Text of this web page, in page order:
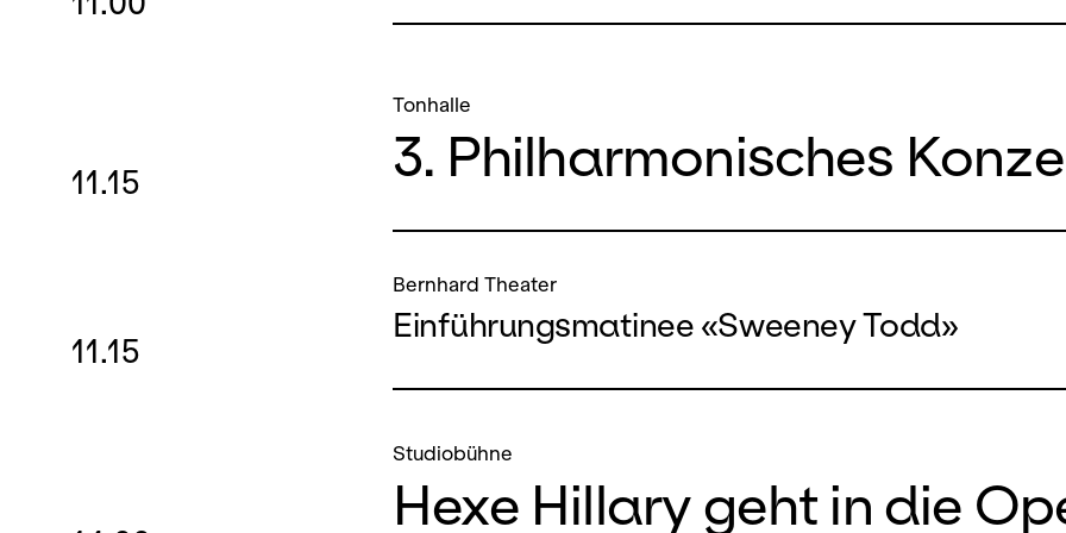
11.15
Tonhalle
3. Philharmonisches
11.15
Bernhard Theater
Einführungsmatinee «Sweeney Todd»
Studiobühne
Hexe Hillary geht in die